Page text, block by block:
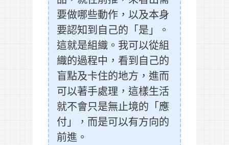
要做哪些動作，以及本身
要認知到自己的「是」。
這就是組織。我可以從組
織的過程中，看到自己的
盲點及卡住的地方，進而
可以著手處理，這樣生活
就不會只是無止境的「應
付」，而是可以有方向的
前進。